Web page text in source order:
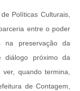
Políticas Culturais,
entre o poder
na preservação da
diálogo próximo da
quando termina,
de Contagem,